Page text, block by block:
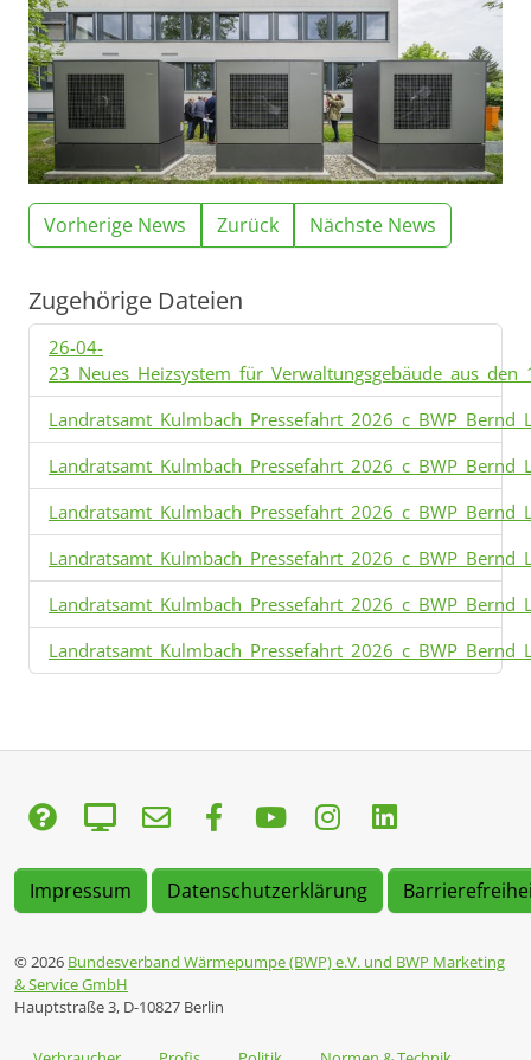
Vorherige News Zurück Nächste News
Zugehörige Dateien
26-04-
Impressum Datenschutzerklärung
© 2026 Bundesverband Wärmepumpe (BWP) e.V. und BWP Marketing
& Service GmbH
Hauptstraße 3, D-10827 Berlin